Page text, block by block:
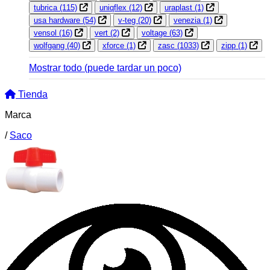
tubrica (115) uniqflex (12) uraplast (1)
usa hardware (54) v-teg (20) venezia (1)
vensol (16) vert (2) voltage (63)
wolfgang (40) xforce (1) zasc (1033) zipp (1)
Mostrar todo (puede tardar un poco)
Tienda
Marca
/ Saco